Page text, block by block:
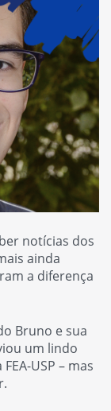
notícias dos
ainda
a diferença
Bruno e sua
um lindo
USP – mas